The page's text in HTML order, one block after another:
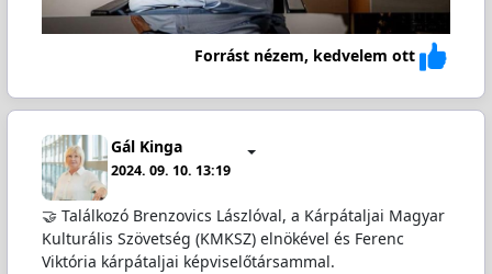
Forrást nézem, kedvelem ott
Gál Kinga
2024. 09. 10. 13:19
🤝 Találkozó Brenzovics Lászlóval, a Kárpátaljai Magyar
Kulturális Szövetség (KMKSZ) elnökével és Ferenc
Viktória kárpátaljai képviselőtársammal.